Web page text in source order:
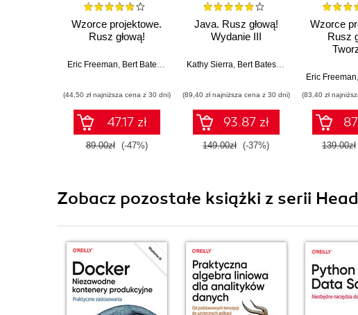
Wzorce projektowe.
Rusz głową!
Eric Freeman Bert Bates Kathy Sierra,Elisabeth Robson
(44,50 zł najniższa cena z 30 dni)
47.17 zł
89.00zł (-47%)
Java. Rusz głową!
Wydanie III
Kathy Sierra Bert Bates
(89,40 zł najniższa cena z 30 dni)
93.87 zł
149.00zł (-37%)
Wzorce
Rusz
łatwego w
Eric Freeman
(83,40 zł
139.00zł
Zobacz pozostałe książki z serii